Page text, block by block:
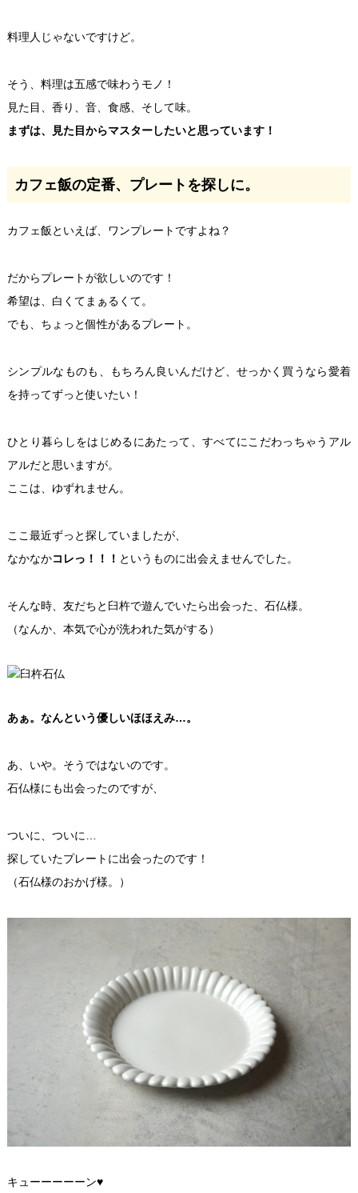
料理人じゃないですけど。
そう、料理は五感で味わうモノ！
見た目、香り、音、食感、そして味。
まずは、見た目からマスターしたいと思っています！
カフェ飯の定番、プレートを探しに。
カフェ飯といえば、ワンプレートですよね？
だからプレートが欲しいのです！
希望は、白くてまぁるくて。
でも、ちょっと個性があるプレート。
シンプルなものも、もちろん良いんだけど、せっかく買うなら愛着
を持ってずっと使いたい！
ひとり暮らしをはじめるにあたって、すべてにこだわっちゃうアル
アルだと思いますが。
ここは、ゆずれません。
ここ最近ずっと探していましたが、
なかなかコレっ！！！ というものに出会えませんでした。
そんな時、友だちと臼杵で遊んでいたら出会った、石仏様。
（なんか、本気で心が洗われた気がする）
あぁ。なんという優しいほほえみ…。
あ、いや。そうではないのです。
石仏様にも出会ったのですが、
ついに、ついに…
探していたプレートに出会ったのです！
（石仏様のおかげ様。）
キューーーーーン♥